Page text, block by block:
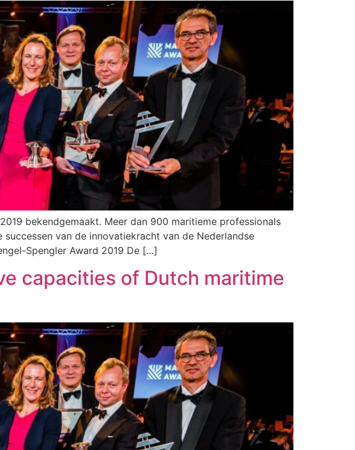
bekendgemaakt. Meer dan 900 maritieme professionals
van de innovatiekracht van de Nederlandse
Spengler Award 2019 De […]
capacities of Dutch maritime